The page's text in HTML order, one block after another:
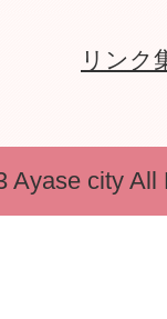
リンク
Ayase city